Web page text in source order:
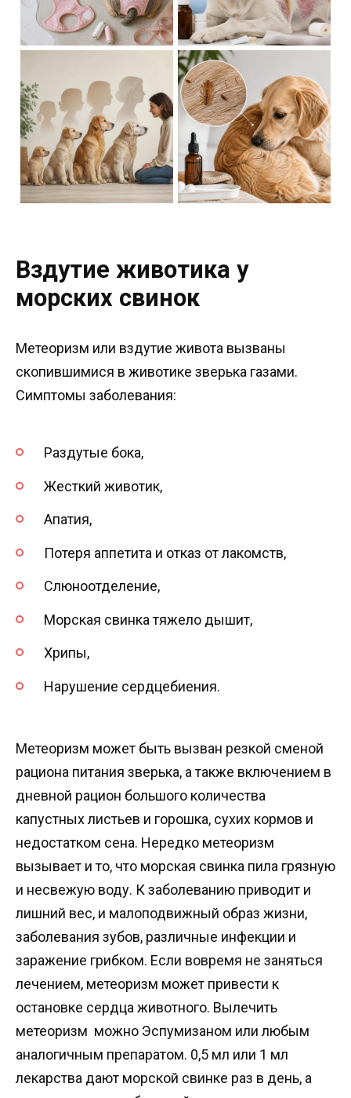
Вздутие животика у
морских свинок
Метеоризм или вздутие живота вызваны
скопившимися в животике зверька газами.
Симптомы заболевания:
Раздутые бока,
Жесткий животик,
Апатия,
Потеря аппетита и отказ от лакомств,
Слюноотделение,
Морская свинка тяжело дышит,
Хрипы,
Нарушение сердцебиения.
Метеоризм может быть вызван резкой сменой
рациона питания зверька, а также включением в
дневной рацион большого количества
капустных листьев и горошка, сухих кормов и
недостатком сена. Нередко метеоризм
вызывает и то, что морская свинка пила грязную
и несвежую воду. К заболеванию приводит и
лишний вес, и малоподвижный образ жизни,
заболевания зубов, различные инфекции и
заражение грибком. Если вовремя не заняться
лечением, метеоризм может привести к
остановке сердца животного. Вылечить
метеоризм можно Эспумизаном или любым
аналогичным препаратом. 0,5 мл или 1 мл
лекарства дают морской свинке раз в день, а